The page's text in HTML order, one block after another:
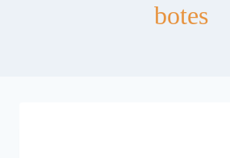
botes